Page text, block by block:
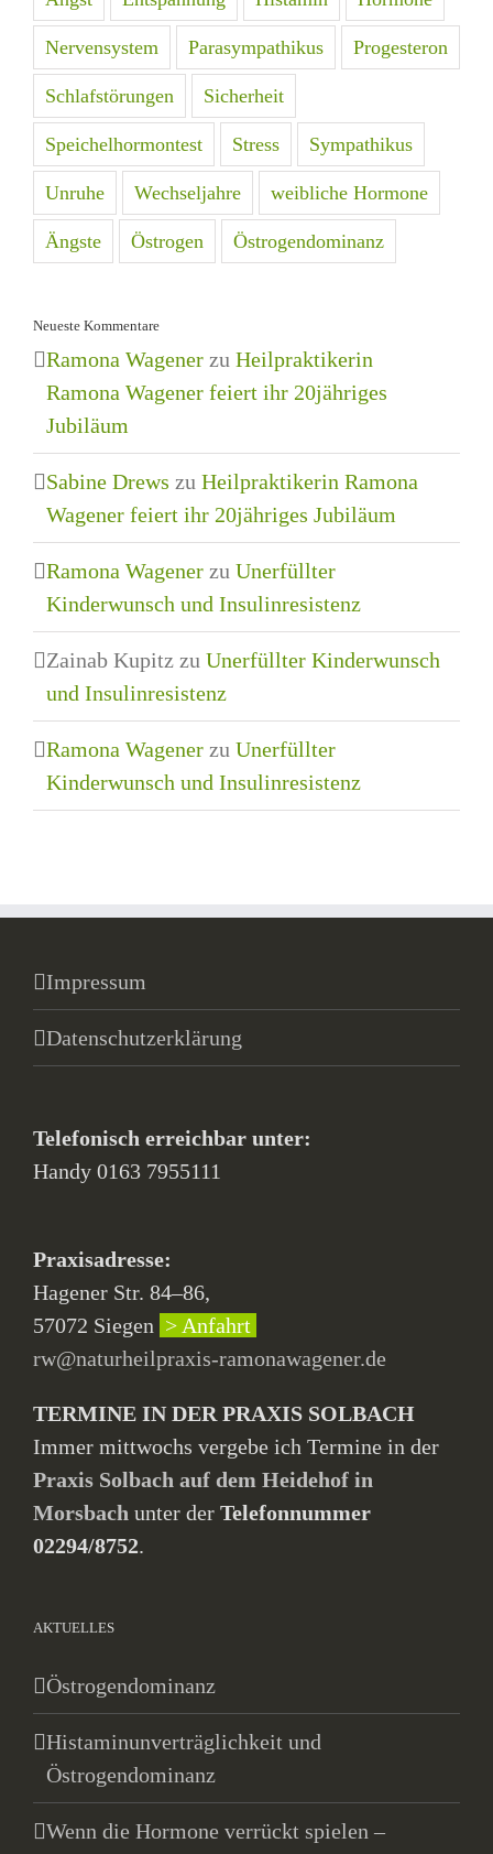
Nervensystem Parasympathikus Progesteron
Schlafstörungen Sicherheit
Speichelhormontest Stress Sympathikus
Unruhe Wechseljahre weibliche Hormone
Ängste Östrogen Östrogendominanz
Neueste Kommentare
Ramona Wagener zu Heilpraktikerin
Ramona Wagener feiert ihr 20jähriges
Jubiläum
Sabine Drews zu Heilpraktikerin Ramona
Wagener feiert ihr 20jähriges Jubiläum
Ramona Wagener zu Unerfüllter
Kinderwunsch und Insulinresistenz
Zainab Kupitz zu Unerfüllter Kinderwunsch
und Insulinresistenz
Ramona Wagener zu Unerfüllter
Kinderwunsch und Insulinresistenz
Impressum
Datenschutzerklärung
Telefonisch erreichbar unter:
Handy 0163 7955111
Praxisadresse:
Hagener Str. 84–86,
57072 Siegen > Anfahrt
rw@naturheilpraxis-ramonawagener.de
TERMINE IN DER PRAXIS SOLBACH
Immer mittwochs vergebe ich Termine in der
Praxis Solbach auf dem Heidehof in
Morsbach unter der Telefonnummer
02294/8752.
AKTUELLES
Östrogendominanz
Histaminunverträglichkeit und
Östrogendominanz
Wenn die Hormone verrückt spielen –